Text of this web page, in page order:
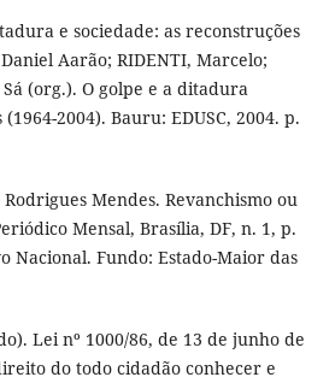
e sociedade: as reconstruções
Aarão; RIDENTI, Marcelo;
(org.). O golpe e a ditadura
2004). Bauru: EDUSC, 2004. p.
Mendes. Revanchismo ou
Mensal, Brasília, DF, n. 1, p.
Nacional. Fundo: Estado-Maior das
Lei nº 1000/86, de 13 de junho de
do todo cidadão conhecer e